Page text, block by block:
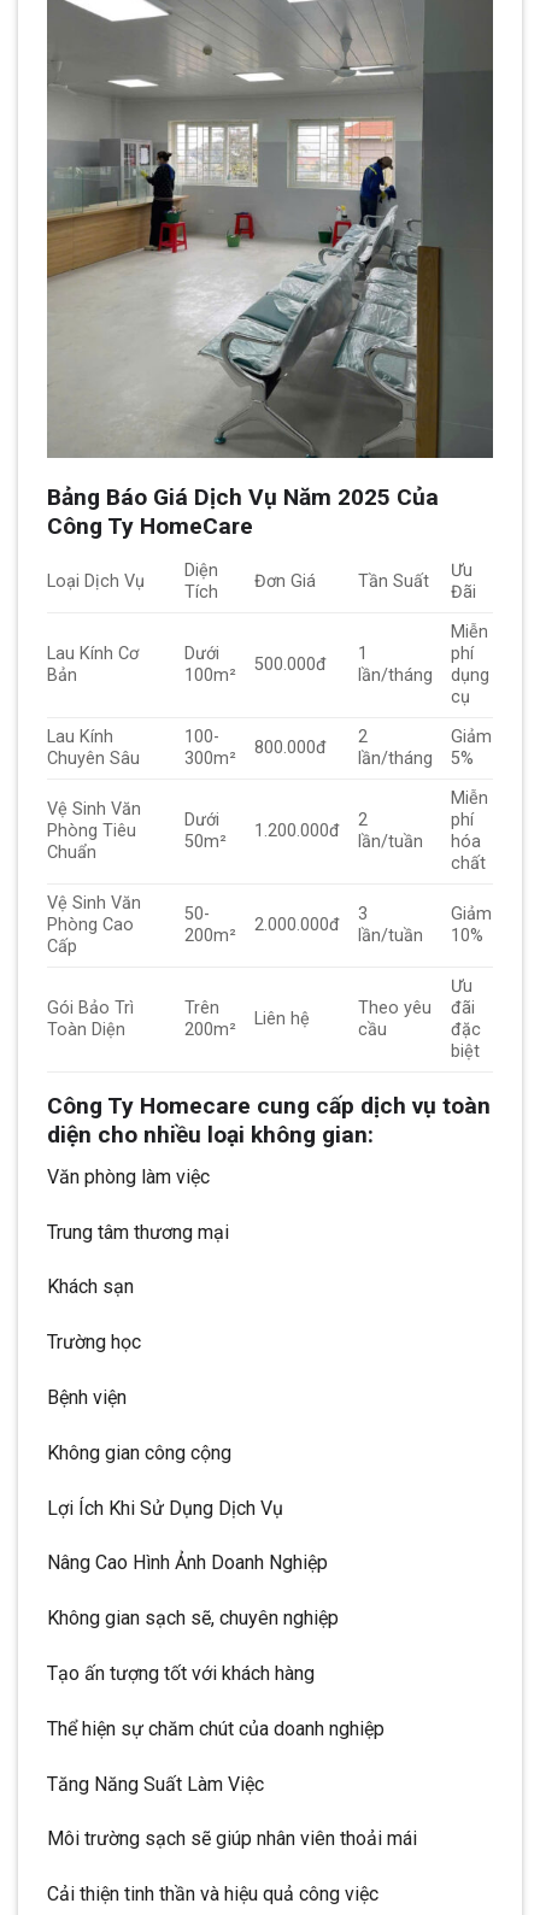
Bảng Báo Giá Dịch Vụ Năm 2025 Của
Công Ty HomeCare
Loại Dịch Vụ
Diện
Tích
Đơn Giá Tần Suất
Ưu
Đãi
Lau Kính Cơ
Bản
Dưới
100m²
500.000đ
1
lần/tháng
Miễn
phí
dụng
cụ
Lau Kính
Chuyên Sâu
100-
300m²
800.000đ
2
lần/tháng
Giảm
5%
Vệ Sinh Văn
Phòng Tiêu
Chuẩn
Dưới
50m²
1.200.000đ
2
lần/tuần
Miễn
phí
hóa
chất
Vệ Sinh Văn
Phòng Cao
Cấp
50-
200m²
2.000.000đ
3
lần/tuần
Giảm
10%
Gói Bảo Trì
Toàn Diện
Trên
200m²
Liên hệ
Theo yêu
cầu
Ưu
đãi
đặc
biệt
Công Ty Homecare cung cấp dịch vụ toàn
diện cho nhiều loại không gian:
Văn phòng làm việc
Trung tâm thương mại
Khách sạn
Trường học
Bệnh viện
Không gian công cộng
Lợi Ích Khi Sử Dụng Dịch Vụ
Nâng Cao Hình Ảnh Doanh Nghiệp
Không gian sạch sẽ, chuyên nghiệp
Tạo ấn tượng tốt với khách hàng
Thể hiện sự chăm chút của doanh nghiệp
Tăng Năng Suất Làm Việc
Môi trường sạch sẽ giúp nhân viên thoải mái
Cải thiện tinh thần và hiệu quả công việc